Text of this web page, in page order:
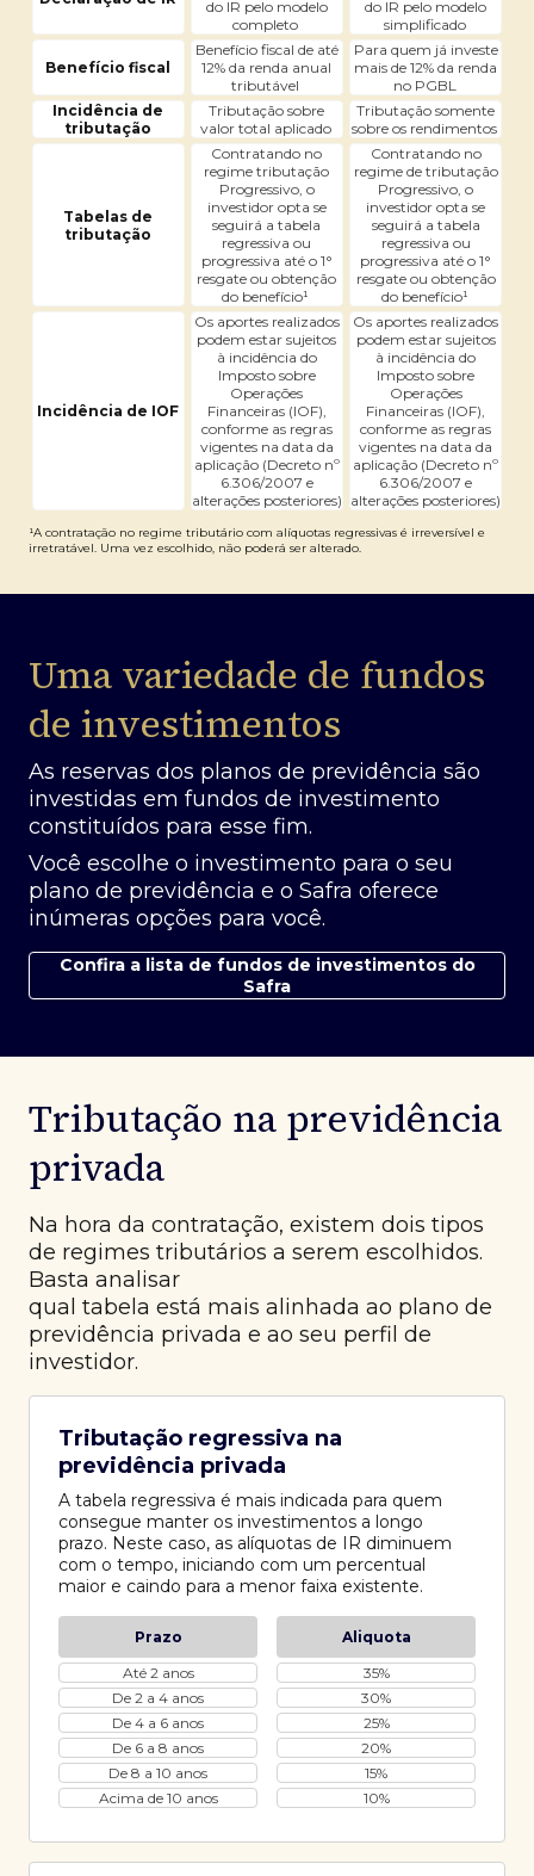
do IR pelo modelo
completo
do IR pelo modelo
simplificado
Benefício fiscal
Benefício fiscal de até
12% da renda anual
tributável
Para quem já investe
mais de 12% da renda
no PGBL
Incidência de
tributação
Tributação sobre
valor total aplicado
Tributação somente
sobre os rendimentos
Tabelas de
tributação
Contratando no
regime tributação
Progressivo, o
investidor opta se
seguirá a tabela
regressiva ou
progressiva até o 1°
resgate ou obtenção
do benefício¹
Contratando no
regime de tributação
Progressivo, o
investidor opta se
seguirá a tabela
regressiva ou
progressiva até o 1°
resgate ou obtenção
do benefício¹
Incidência de IOF
Os aportes realizados
podem estar sujeitos
à incidência do
Imposto sobre
Operações
Financeiras (IOF),
conforme as regras
vigentes na data da
aplicação (Decreto nº
6.306/2007 e
alterações posteriores)
Os aportes realizados
podem estar sujeitos
à incidência do
Imposto sobre
Operações
Financeiras (IOF),
conforme as regras
vigentes na data da
aplicação (Decreto nº
6.306/2007 e
alterações posteriores)
¹A contratação no regime tributário com alíquotas regressivas é irreversível e
irretratável. Uma vez escolhido, não poderá ser alterado.
Uma variedade de fundos
de investimentos
As reservas dos planos de previdência são
investidas em fundos de investimento
constituídos para esse fim.
Você escolhe o investimento para o seu
plano de previdência e o Safra oferece
inúmeras opções para você.
Confira a lista de fundos de investimentos do
Safra
Tributação na previdência
privada
Na hora da contratação, existem dois tipos
de regimes tributários a serem escolhidos.
Basta analisar
qual tabela está mais alinhada ao plano de
previdência privada e ao seu perfil de
investidor.
Tributação regressiva na
previdência privada
A tabela regressiva é mais indicada para quem
consegue manter os investimentos a longo
prazo. Neste caso, as alíquotas de IR diminuem
com o tempo, iniciando com um percentual
maior e caindo para a menor faixa existente.
Prazo
Aliquota
Até 2 anos
35%
De 2 a 4 anos
30%
De 4 a 6 anos
25%
De 6 a 8 anos
20%
De 8 a 10 anos
15%
Acima de 10 anos
10%